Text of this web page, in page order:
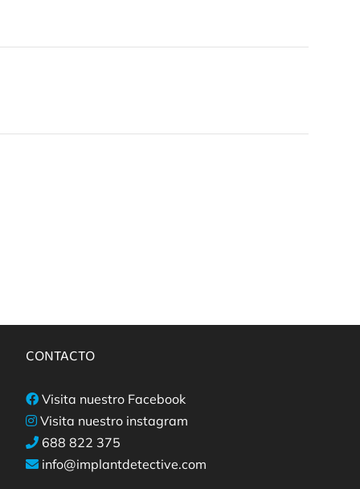
CONTACTO
Visita nuestro Facebook
Visita nuestro instagram
688 822 375
info@implantdetective.com